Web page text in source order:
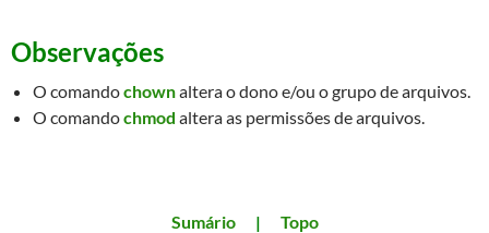
Observações
O comandochownaltera o dono e/ou o grupo de arquivos.
O comandochmod altera as permissões de arquivos.
Sumário | Topo